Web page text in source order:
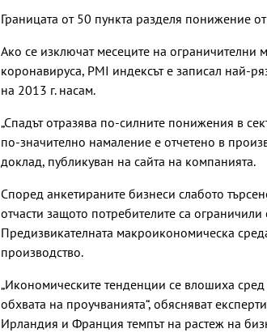
Границата от 50 пункта разделя понижение
Ако се изключат месеците на ограничителни
коронавируса, PMI индексът е записал най-
на 2013 г. насам.
„Спадът отразява по-силните понижения в
по-значително намаление е отчетено в
доклад, публикуван на сайта на компанията.
Според анкетираните бизнеси слабото
отчасти защото потребителите са
Предизвикателната макроикономическа
производство.
„Икономическите тенденции се влошиха
обхвата на проучванията“, обясняват
Ирландия и Франция темпът на растеж на